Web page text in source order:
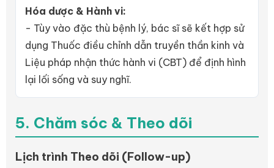
Hóa dược & Hành vi:
- Tùy vào đặc thù bệnh lý, bác sĩ sẽ kết hợp sử
dụng Thuốc điều chỉnh dẫn truyền thần kinh và
Liệu pháp nhận thức hành vi (CBT) để định hình
lại lối sống và suy nghĩ.
5. Chăm sóc & Theo dõi
Lịch trình Theo dõi (Follow-up)